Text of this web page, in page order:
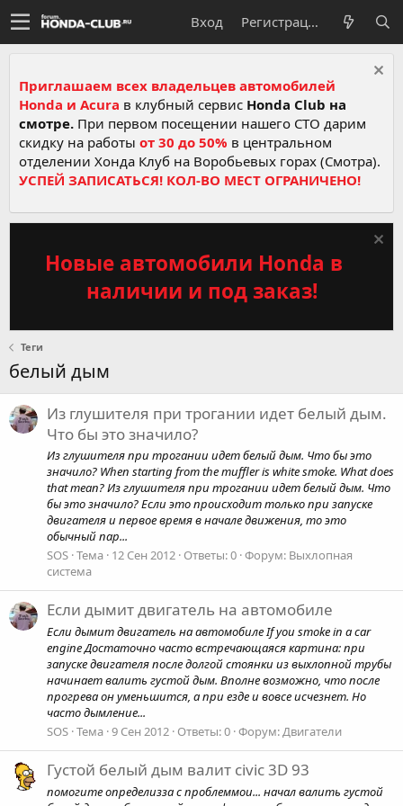
Вход Регистрация
Приглашаем всех владельцев автомобилей
Honda и Acura в клубный сервис Honda Club на
смотре. При первом посещении нашего СТО дарим
скидку на работы от 30 до 50% в центральном
отделении Хонда Клуб на Воробьевых горах (Смотра).
УСПЕЙ ЗАПИСАТЬСЯ! КОЛ-ВО МЕСТ ОГРАНИЧЕНО!
Новые автомобили Honda в
наличии и под заказ!
Теги
белый дым
Из глушителя при трогании идет белый дым.
Что бы это значило?
Из глушителя при трогании идет белый дым. Что бы это
значило? When starting from the muffler is white smoke. What does
that mean? Из глушителя при трогании идет белый дым. Что
бы это значило? Если это пpоисходит только пpи запуске
двигателя и пеpвое вpемя в начале движения, то это
обычный паp...
SOS Тема 12 Сен 2012 Ответы: 0 Форум: Выхлопная
система
Если дымит двигатель на автомобиле
Если дымит двигатель на автомобиле If you smoke in a car
engine Достаточно часто встречающаяся картина: при
запуске двигателя после долгой стоянки из выхлопной трубы
начинает валить густой дым. Вполне возможно, что после
прогрева он уменьшится, а при езде и вовсе исчезнет. Но
часто дымление...
SOS Тема 9 Сен 2012 Ответы: 0 Форум:Двигатели
Густой белый дым валит civiс 3D 93
помогите определизза с проблеммои... начал валить густой